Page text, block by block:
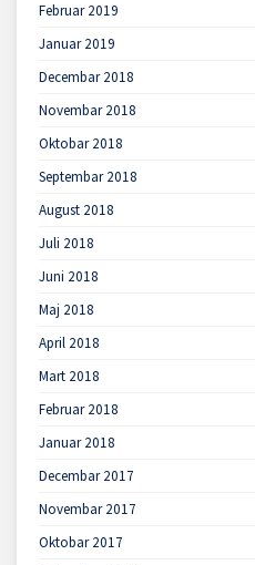
Februar 2019
Januar 2019
Decembar 2018
Novembar 2018
Oktobar 2018
Septembar 2018
August 2018
Juli 2018
Juni 2018
Maj 2018
April 2018
Mart 2018
Februar 2018
Januar 2018
Decembar 2017
Novembar 2017
Oktobar 2017